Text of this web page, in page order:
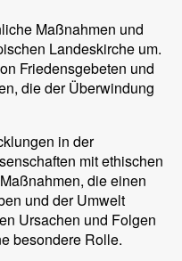
Maßnahmen und
Landeskirche um.
Friedensgebeten und
die der Überwindung
in der
mit ethischen
die einen
und der Umwelt
Ursachen und Folgen
besondere Rolle.